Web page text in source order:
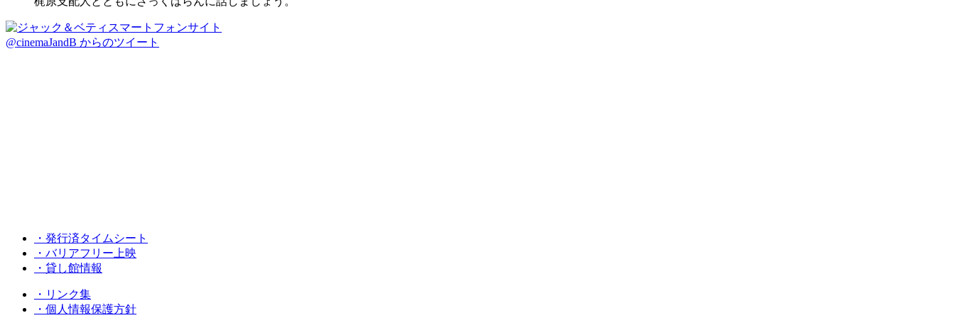
@cinemaJandB からのツイート
・発行済タイムシート
・バリアフリー上映
・貸し館情報
・リンク集
・個人情報保護方針